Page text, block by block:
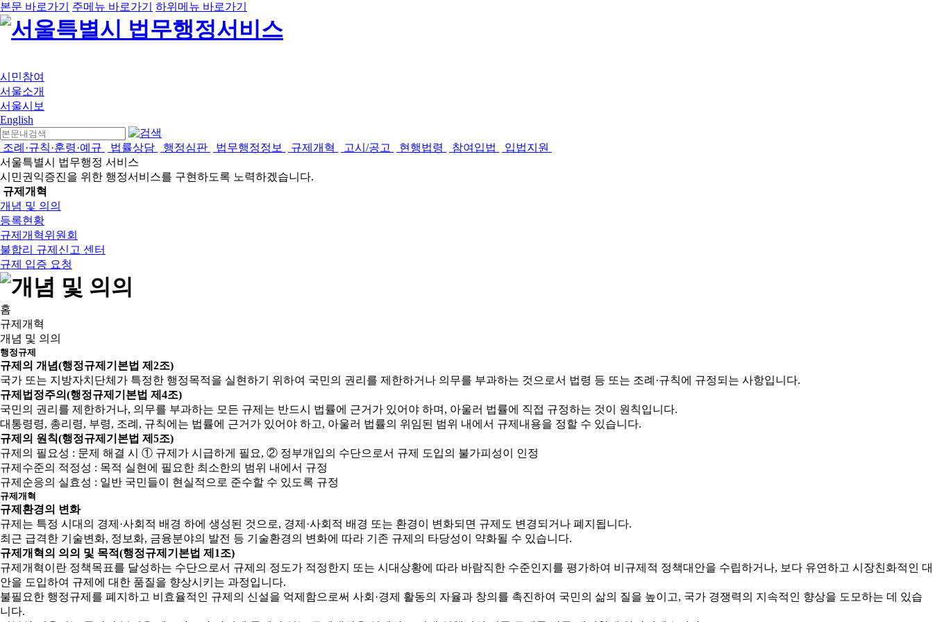
본문 바로가기 주메뉴 바로가기 하위메뉴 바로가기
시민참여
서울소개
서울시보
English
조례·규칙·훈령·예규 법률상담 행정심판 법무행정정보 규제개혁 고시/공고 현행법령 참여입법
입법지원
서울특별시 법무행정 서비스
시민권익증진을 위한 행정서비스를 구현하도록 노력하겠습니다.
규제개혁
개념 및 의의
등록현황
규제개혁위원회
불합리 규제신고 센터
규제 입증 요청
홈
규제개혁
개념 및 의의
행정규제
규제의 개념(행정규제기본법 제2조)
국가 또는 지방자치단체가 특정한 행정목적을 실현하기 위하여 국민의 권리를 제한하거나 의무를 부과하는 것으로서 법령 등 또는 조례·규칙에 규정되는 사항입니다.
규제법정주의(행정규제기본법 제4조)
국민의 권리를 제한하거나, 의무를 부과하는 모든 규제는 반드시 법률에 근거가 있어야 하며, 아울러 법률에 직접 규정하는 것이 원칙입니다.
대통령령, 총리령, 부령, 조례, 규칙에는 법률에 근거가 있어야 하고, 아울러 법률의 위임된 범위 내에서 규제내용을 정할 수 있습니다.
규제의 원칙(행정규제기본법 제5조)
규제의 필요성 : 문제 해결 시 ① 규제가 시급하게 필요, ② 정부개입의 수단으로서 규제 도입의 불가피성이 인정
규제수준의 적정성 : 목적 실현에 필요한 최소한의 범위 내에서 규정
규제순응의 실효성 : 일반 국민들이 현실적으로 준수할 수 있도록 규정
규제개혁
규제환경의 변화
규제는 특정 시대의 경제·사회적 배경 하에 생성된 것으로, 경제·사회적 배경 또는 환경이 변화되면 규제도 변경되거나 폐지됩니다.
최근 급격한 기술변화, 정보화, 금융분야의 발전 등 기술환경의 변화에 따라 기존 규제의 타당성이 약화될 수 있습니다.
규제개혁의 의의 및 목적(행정규제기본법 제1조)
규제개혁이란 정책목표를 달성하는 수단으로서 규제의 정도가 적정한지 또는 시대상황에 따라 바람직한 수준인지를 평가하여 비규제적 정책대안을 수립하거나, 보다 유연하고 시장친화적인 대
안을 도입하여 규제에 대한 품질을 향상시키는 과정입니다.
불필요한 행정규제를 폐지하고 비효율적인 규제의 신설을 억제함으로써 사회·경제 활동의 자율과 창의를 촉진하여 국민의 삶의 질을 높이고, 국가 경쟁력의 지속적인 향상을 도모하는 데 있습
니다.